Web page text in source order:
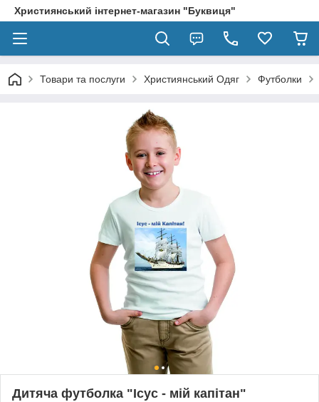
Християнський інтернет-магазин "Буквиця"
Товари та послуги Християнський Одяг Футболки
Дитяча футболка "Ісус - мій капітан"